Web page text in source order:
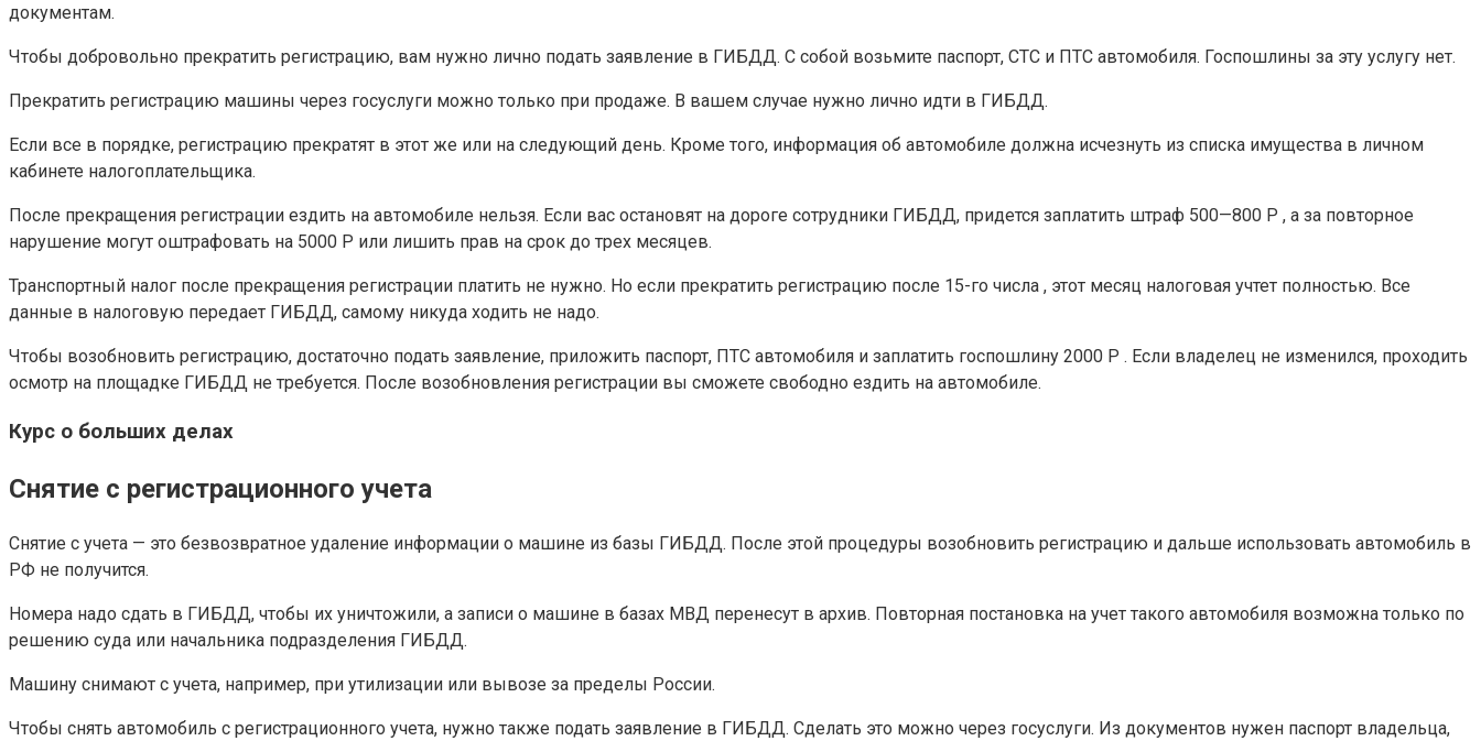
документам.
Чтобы добровольно прекратить регистрацию, вам нужно лично подать заявление в ГИБДД. С собой возьмите паспорт, СТС и ПТС автомобиля. Госпошлины за эту услугу нет.
Прекратить регистрацию машины через госуслуги можно только при продаже. В вашем случае нужно лично идти в ГИБДД.
Если все в порядке, регистрацию прекратят в этот же или на следующий день. Кроме того, информация об автомобиле должна исчезнуть из списка имущества в личном
кабинете налогоплательщика.
После прекращения регистрации ездить на автомобиле нельзя. Если вас остановят на дороге сотрудники ГИБДД, придется заплатить штраф 500—800 Р , а за повторное
нарушение могут оштрафовать на 5000 Р или лишить прав на срок до трех месяцев.
Транспортный налог после прекращения регистрации платить не нужно. Но если прекратить регистрацию после 15-го числа , этот месяц налоговая учтет полностью. Все
данные в налоговую передает ГИБДД, самому никуда ходить не надо.
Чтобы возобновить регистрацию, достаточно подать заявление, приложить паспорт, ПТС автомобиля и заплатить госпошлину 2000 Р . Если владелец не изменился, проходить
осмотр на площадке ГИБДД не требуется. После возобновления регистрации вы сможете свободно ездить на автомобиле.
Курс о больших делах
Снятие с регистрационного учета
Снятие с учета — это безвозвратное удаление информации о машине из базы ГИБДД. После этой процедуры возобновить регистрацию и дальше использовать автомобиль в
РФ не получится.
Номера надо сдать в ГИБДД, чтобы их уничтожили, а записи о машине в базах МВД перенесут в архив. Повторная постановка на учет такого автомобиля возможна только по
решению суда или начальника подразделения ГИБДД.
Машину снимают с учета, например, при утилизации или вывозе за пределы России.
Чтобы снять автомобиль с регистрационного учета, нужно также подать заявление в ГИБДД. Сделать это можно через госуслуги. Из документов нужен паспорт владельца,